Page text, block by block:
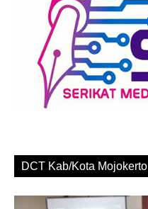
DCT Kab/Kota Mojokerto